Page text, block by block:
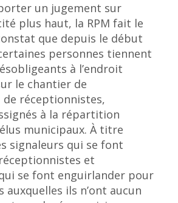
un jugement sur
plus haut, la RPM fait le
que depuis le début
personnes tiennent
à l’endroit
le chantier de
réceptionnistes,
à la répartition
municipaux. À titre
signaleurs qui se font
et
se font enguirlander pour
auxquelles ils n’ont aucun